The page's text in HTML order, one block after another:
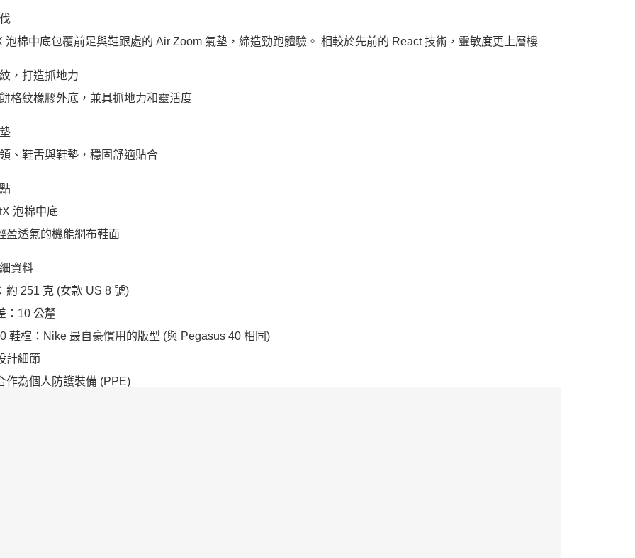
泡棉中底包覆前足與鞋跟處的 Air Zoom 氣墊，締造勁跑體驗。 相較於先前的 React 技術，靈敏度更上層樓
，打造抓地力
格紋橡膠外底，兼具抓地力和靈活度
、鞋舌與鞋墊，穩固舒適貼合
泡棉中底
盈透氣的機能網布鞋面
資料
約 251 克 (女款 US 8 號)
：10 公釐
鞋楦：Nike 最自豪慣用的版型 (與 Pegasus 40 相同)
計細節
作為個人防護裝備 (PPE)